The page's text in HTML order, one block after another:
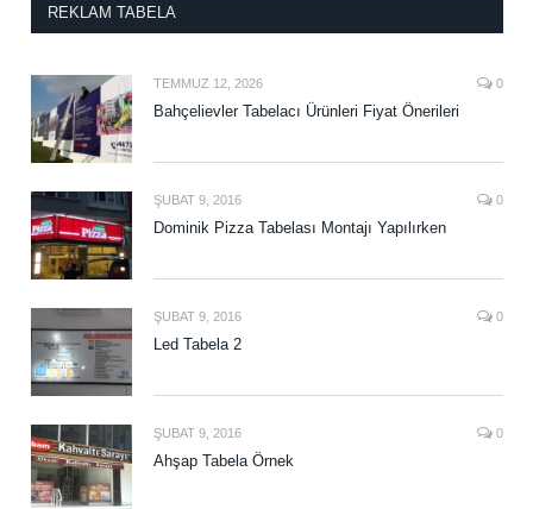
REKLAM TABELA
TEMMUZ 12, 2026 0
Bahçelievler Tabelacı Ürünleri Fiyat Önerileri
ŞUBAT 9, 2016 0
Dominik Pizza Tabelası Montajı Yapılırken
ŞUBAT 9, 2016 0
Led Tabela 2
ŞUBAT 9, 2016 0
Ahşap Tabela Örnek